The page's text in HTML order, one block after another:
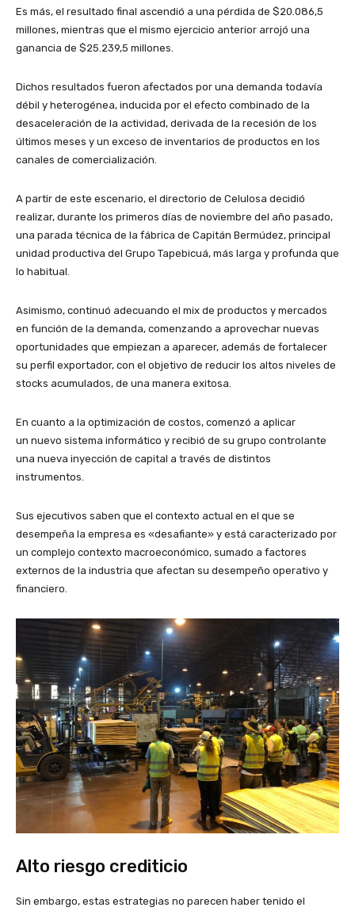
Es más, el resultado final ascendió a una pérdida de $20.086,5
millones, mientras que el mismo ejercicio anterior arrojó una
ganancia de $25.239,5 millones.
Dichos resultados fueron afectados por una demanda todavía
débil y heterogénea, inducida por el efecto combinado de la
desaceleración de la actividad, derivada de la recesión de los
últimos meses y un exceso de inventarios de productos en los
canales de comercialización.
A partir de este escenario, el directorio de Celulosa decidió
realizar, durante los primeros días de noviembre del año pasado,
una parada técnica de la fábrica de Capitán Bermúdez, principal
unidad productiva del Grupo Tapebicuá, más larga y profunda que
lo habitual.
Asimismo, continuó adecuando el mix de productos y mercados
en función de la demanda, comenzando a aprovechar nuevas
oportunidades que empiezan a aparecer, además de fortalecer
su perfil exportador, con el objetivo de reducir los altos niveles de
stocks acumulados, de una manera exitosa.
En cuanto a la optimización de costos, comenzó a aplicar
un nuevo sistema informático y recibió de su grupo controlante
una nueva inyección de capital a través de distintos
instrumentos.
Sus ejecutivos saben que el contexto actual en el que se
desempeña la empresa es «desafiante» y está caracterizado por
un complejo contexto macroeconómico, sumado a factores
externos de la industria que afectan su desempeño operativo y
financiero.
Alto riesgo crediticio
Sin embargo, estas estrategias no parecen haber tenido el